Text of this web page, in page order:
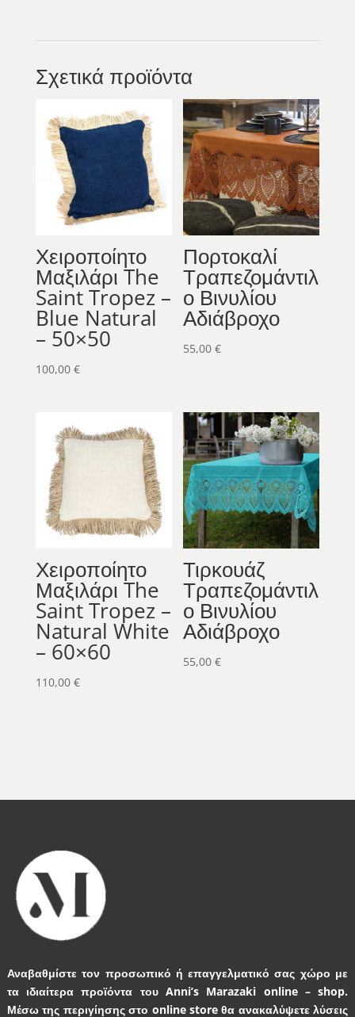
Σχετικά προϊόντα
Χειροποίητο
Μαξιλάρι The
Saint Tropez –
Blue Natural
– 50×50
100,00 €
Πορτοκαλί
Τραπεζομάντιλ
ο Βινυλίου
Αδιάβροχο
55,00€
Χειροποίητο
Μαξιλάρι The
Saint Tropez –
Natural White
– 60×60
110,00 €
Τιρκουάζ
Τραπεζομάντιλ
ο Βινυλίου
Αδιάβροχο
55,00€
Αναβαθμίστε τον προσωπικό ή επαγγελματικό σας χώρο με
τα ιδιαίτερα προϊόντα του Anni’s Marazaki online – shop.
Μέσω της περιγίησης στο online store θα ανακαλύψετε λύσεις